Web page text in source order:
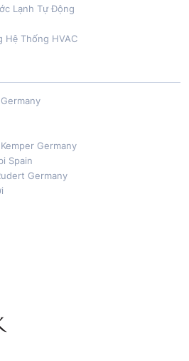
Lạnh Tự Động
Hệ Thống HVAC
Germany
Spain
Germany